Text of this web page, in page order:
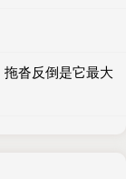
沓反倒是它最大